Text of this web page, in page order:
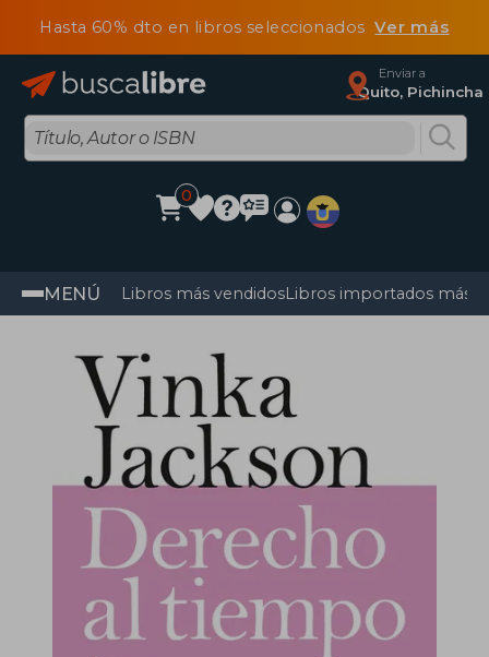
Hasta 60% dto en libros seleccionadosVer más
Enviar a
Quito, Pichincha
0
MENÚ Libros más vendidosLibros importados más